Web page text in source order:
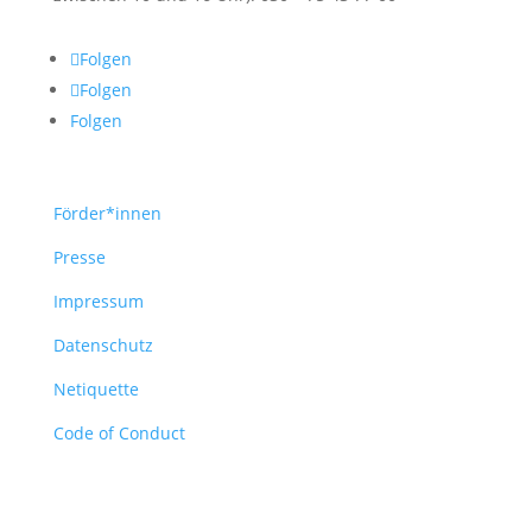
Folgen
Folgen
Folgen
Förder*innen
Presse
Impressum
Datenschutz
Netiquette
Code of Conduct